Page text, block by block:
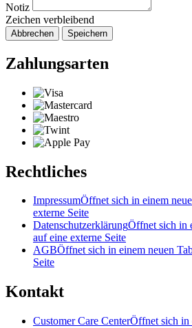
Notiz
Zeichen verbleibend
Abbrechen Speichern
Zahlungsarten
Rechtliches
ImpressumÖffnet sich in einem
externe Seite
DatenschutzerklärungÖffnet sich in
auf eine externe Seite
AGBÖffnet sich in einem neuen
Seite
Kontakt
Customer Care CenterÖffnet sich in